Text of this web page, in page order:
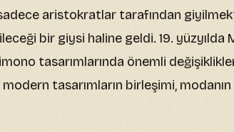
aristokratlar tarafından
bir giysi haline geldi. 19. yüzyılda
tasarımlarında önemli
tasarımların birleşimi,